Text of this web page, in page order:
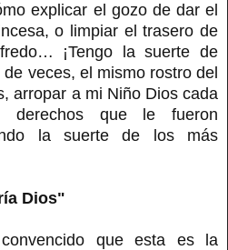
explicar el gozo de dar el
o limpiar el trasero de
¡Tengo la suerte de
veces, el mismo rostro del
arropar a mi Niño Dios cada
derechos que le fueron
la suerte de los más
Dios"
que esta es la